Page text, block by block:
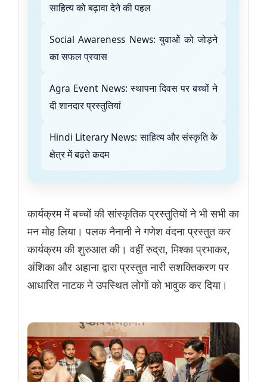
साहित्य को बढ़ावा देने की पहल
Social Awareness News: युवाओं को जोड़ने
का सफल प्रयास
Agra Event News: स्थापना दिवस पर बच्चों ने
दी शानदार प्रस्तुतियां
Hindi Literary News: साहित्य और संस्कृति के
क्षेत्र में बढ़ते कदम
कार्यक्रम में बच्चों की सांस्कृतिक प्रस्तुतियों ने भी सभी का
मन मोह लिया। पलक नैनानी ने गणेश वंदना प्रस्तुत कर
कार्यक्रम की शुरुआत की। वहीं रुद्रा, मिश्का प्रभाकर,
अंशिका और अहाना द्वारा प्रस्तुत नारी सशक्तिकरण पर
आधारित नाटक ने उपस्थित लोगों को भावुक कर दिया।